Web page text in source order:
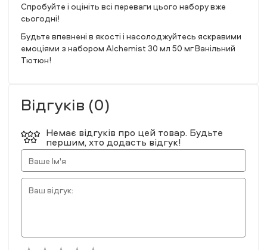
Спробуйте і оцініть всі переваги цього набору вже
сьогодні!
Будьте впевнені в якості і насолоджуйтесь яскравими
емоціями з набором Alchemist 30 мл 50 мг Ванільний
Тютюн!
Відгуків (0)
Немає відгуків про цей товар. Будьте
першим, хто додасть відгук!